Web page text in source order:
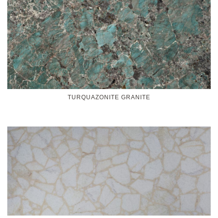
TURQUAZONITE GRANITE